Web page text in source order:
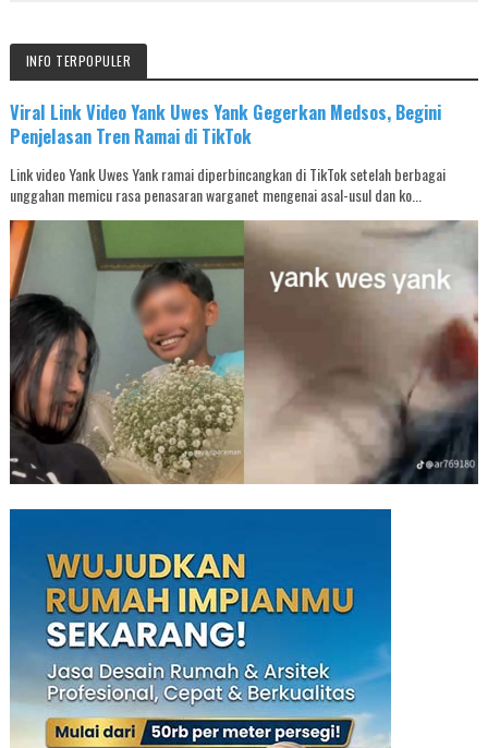
INFO TERPOPULER
Viral Link Video Yank Uwes Yank Gegerkan Medsos, Begini
Penjelasan Tren Ramai di TikTok
Link video Yank Uwes Yank ramai diperbincangkan di TikTok setelah berbagai
unggahan memicu rasa penasaran warganet mengenai asal-usul dan ko...